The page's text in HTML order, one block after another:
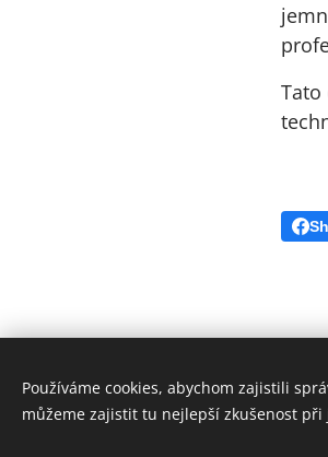
Tato
© 2006 -
Používáme cookies, abychom zajistili
můžeme zajistit tu nejlepší zkušenost při